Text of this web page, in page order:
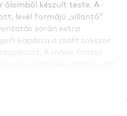
ólomból készült teste. A
levél formájú „villantó”
során extra
kapásra a csalit sokszor
A másik fontos